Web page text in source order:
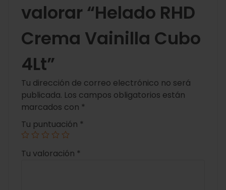
valorar “Helado RHD
Crema Vainilla Cubo
4Lt”
Tu dirección de correo electrónico no será
publicada. Los campos obligatorios están
marcados con *
Tu puntuación *
Tu valoración *